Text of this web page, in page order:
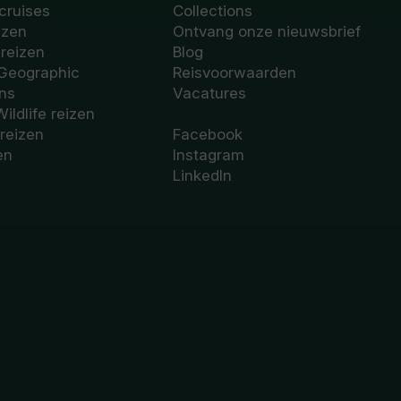
reizen
Collections
Ontvang onze nieuwsbrief
Blog
Reisvoorwaarden
Vacatures
Facebook
Instagram
LinkedIn